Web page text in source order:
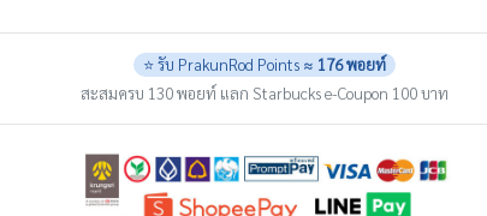
⭐ รับ PrakunRod Points ≈ 176 พอยท์
สะสมครบ 130 พอยท์ แลก Starbucks e-Coupon 100 บาท